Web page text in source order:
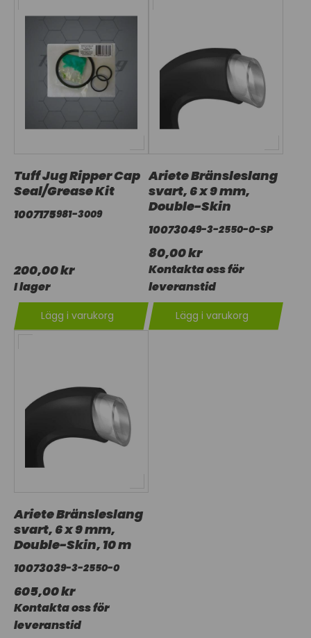
Tuff Jug Ripper Cap
Seal/Grease Kit
1007175981-3009
200,00 kr
I lager
Lägg i varukorg
Ariete Bränsleslang
svart, 6 x 9 mm,
Double-Skin
10073049-3-2550-0-SP
80,00 kr
Kontakta oss för
leveranstid
Lägg i varukorg
Ariete Bränsleslang
svart, 6 x 9 mm,
Double-Skin, 10 m
10073039-3-2550-0
605,00 kr
Kontakta oss för
leveranstid